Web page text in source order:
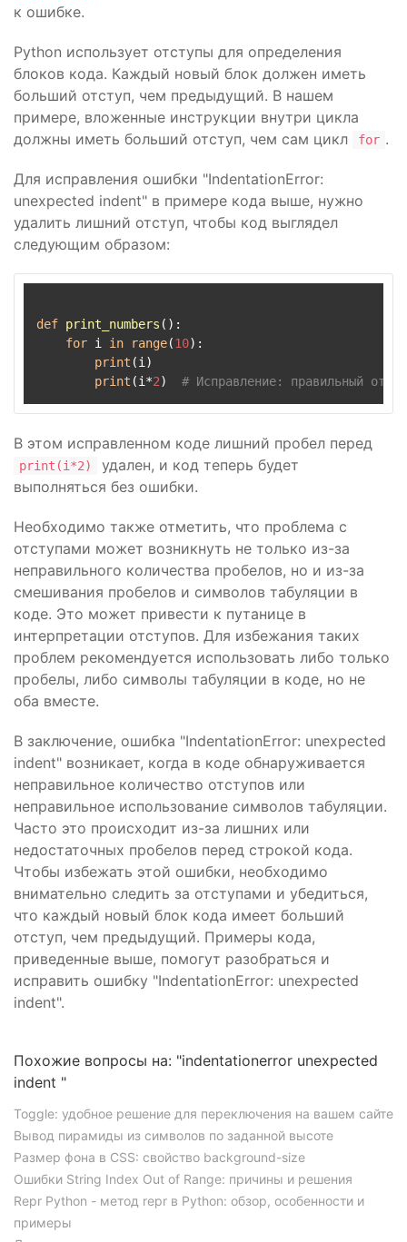
к ошибке.
Python использует отступы для определения
блоков кода. Каждый новый блок должен иметь
больший отступ, чем предыдущий. В нашем
примере, вложенные инструкции внутри цикла
должны иметь больший отступ, чем сам цикл
for .
Для исправления ошибки "IndentationError:
unexpected indent" в примере кода выше, нужно
удалить лишний отступ, чтобы код выглядел
следующим образом:
def print_numbers ():
for i in range(10):
print (i)
print (i*2) # Исправление: правильный
В этом исправленном коде лишний пробел перед
print(i*2)
удален, и код теперь будет
выполняться без ошибки.
Необходимо также отметить, что проблема с
отступами может возникнуть не только из-за
неправильного количества пробелов, но и из-за
смешивания пробелов и символов табуляции в
коде. Это может привести к путанице в
интерпретации отступов. Для избежания таких
проблем рекомендуется использовать либо только
пробелы, либо символы табуляции в коде, но не
оба вместе.
В заключение, ошибка "IndentationError: unexpected
indent" возникает, когда в коде обнаруживается
неправильное количество отступов или
неправильное использование символов табуляции.
Часто это происходит из-за лишних или
недостаточных пробелов перед строкой кода.
Чтобы избежать этой ошибки, необходимо
внимательно следить за отступами и убедиться,
что каждый новый блок кода имеет больший
отступ, чем предыдущий. Примеры кода,
приведенные выше, помогут разобраться и
исправить ошибку "IndentationError: unexpected
indent".
Похожие вопросы на: "indentationerror unexpected
indent "
Toggle: удобное решение для переключения на вашем сайте
Вывод пирамиды из символов по заданной высоте
Размер фона в CSS: свойство background-size
Ошибки String Index Out of Range: причины и решения
Repr Python - метод repr в Python: обзор, особенности и
примеры